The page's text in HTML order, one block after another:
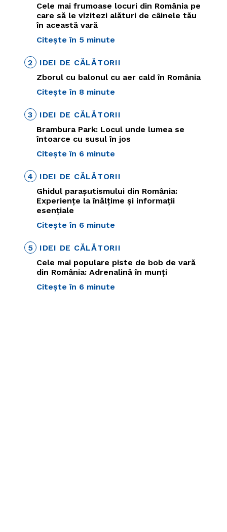
Cele mai frumoase locuri din România pe
care să le vizitezi alături de câinele tău
în această vară
Citește în 5 minute
2
IDEI DE CĂLĂTORII
Zborul cu balonul cu aer cald în România
Citește în 8 minute
3
IDEI DE CĂLĂTORII
Brambura Park: Locul unde lumea se
întoarce cu susul în jos
Citește în 6 minute
4
IDEI DE CĂLĂTORII
Ghidul parașutismului din România:
Experiențe la înălțime și informații
esențiale
Citește în 6 minute
5
IDEI DE CĂLĂTORII
Cele mai populare piste de bob de vară
din România: Adrenalină în munți
Citește în 6 minute